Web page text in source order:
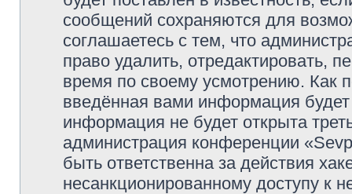
сообщений сохраняются для
соглашаетесь с тем, что
право удалить, отредактировать,
время по своему усмотрению. Как
введённая вами информация
информация не будет открыта
администрация конференции
быть ответственна за действия
несанкционированному доступу к